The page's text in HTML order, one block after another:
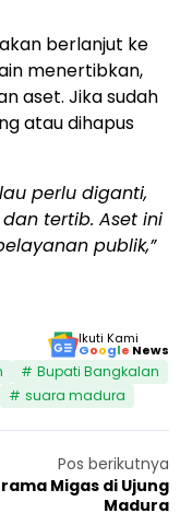
berlanjut ke
menertibkan,
aset. Jika sudah
atau dihapus
perlu diganti,
tertib. Aset ini
publik,”
Ikuti Kami
Google News
Bupati Bangkalan
suara madura
Pos berikutnya
Migas di Ujung
Madura